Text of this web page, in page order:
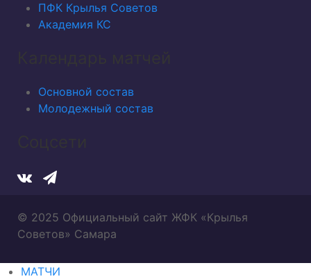
ПФК Крылья Советов
Академия КС
Основной состав
Молодежный состав
© 2025 Официальный сайт ЖФК «Крылья
Советов» Самара
МАТЧИ